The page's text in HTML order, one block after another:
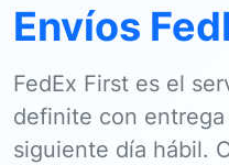
Envíos
FedEx First es el
definite con
siguiente día hábil.